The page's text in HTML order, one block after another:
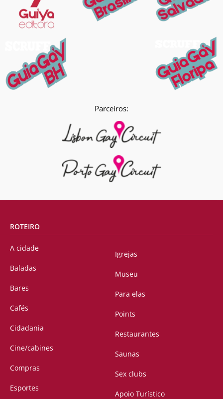
Parceiros:
ROTEIRO
A cidade
Baladas
Bares
Cafés
Cidadania
Cine/cabines
Compras
Esportes
Igrejas
Museu
Para elas
Points
Restaurantes
Saunas
Sex clubs
Apoio Turístico